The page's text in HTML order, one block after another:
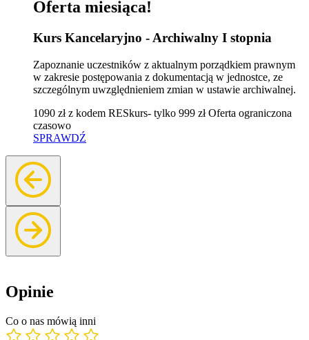
Oferta miesiąca!
Kurs Kancelaryjno - Archiwalny I stopnia
Zapoznanie uczestników z aktualnym porządkiem prawnym
w zakresie postępowania z dokumentacją w jednostce, ze
szczególnym uwzględnieniem zmian w ustawie archiwalnej.
1090 zł z kodem RESkurs- tylko 999 zł Oferta ograniczona
czasowo
SPRAWDŹ
Opinie
Co o nas mówią inni